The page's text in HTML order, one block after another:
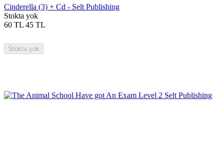
Cinderella (3) + Cd - Selt Publishing
Stokta yok
60 TL 45 TL
Stokta yok